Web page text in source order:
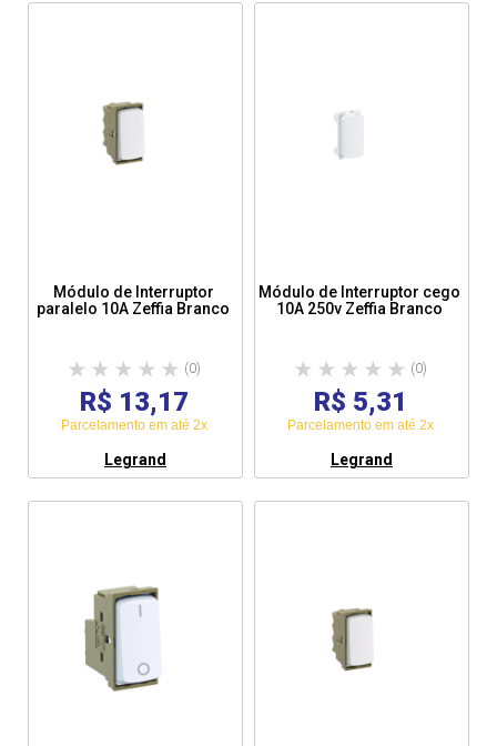
Módulo de Interruptor
paralelo 10A Zeffia Branco
(0)
R$ 13,17
Parcelamento em até 2x
Legrand
Módulo de Interruptor cego
10A 250v Zeffia Branco
(0)
R$ 5,31
Parcelamento em até 2x
Legrand